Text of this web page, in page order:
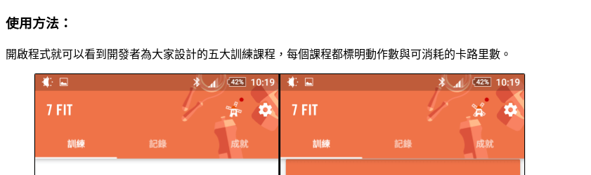
使用方法：
開啟程式就可以看到開發者為大家設計的五大訓練課程，每個課程都標明動作數與可消耗的卡路里數。